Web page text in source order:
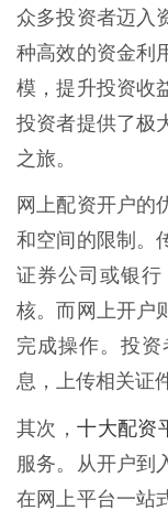
众多投资者迈入
种高效的资金利
模，提升投资收
投资者提供了极
之旅。
网上配资开户的
和空间的限制。
证券公司或银
核。而网上开户
完成操作。投
息，上传相关证
其次，十大配资
服务。从开户到
在网上平台一站